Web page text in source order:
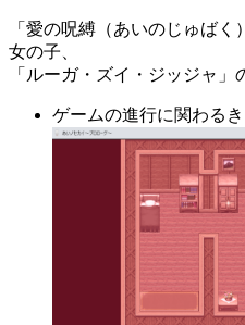
「愛の呪縛（あいのじゅば
女の子、
「ルーガ・ズイ・ジッジャ」
ゲームの進行に関わる